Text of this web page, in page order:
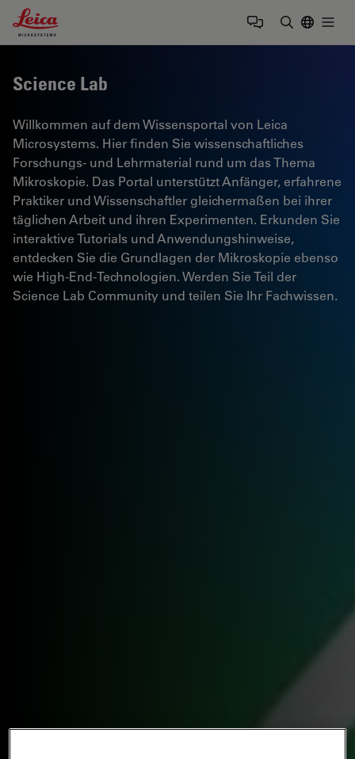
Leica Microsystems Logo
Science Lab
Willkommen auf dem Wissensportal von Leica
Microsystems. Hier finden Sie wissenschaftliches
Forschungs- und Lehrmaterial rund um das Thema
Mikroskopie. Das Portal unterstützt Anfänger, erfahrene
Praktiker und Wissenschaftler gleichermaßen bei ihrer
täglichen Arbeit und ihren Experimenten. Erkunden Sie
interaktive Tutorials und Anwendungshinweise,
entdecken Sie die Grundlagen der Mikroskopie ebenso
wie High-End-Technologien. Werden Sie Teil der
Science Lab Community und teilen Sie Ihr Fachwissen.